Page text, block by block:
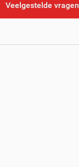
Veelgestelde vragen